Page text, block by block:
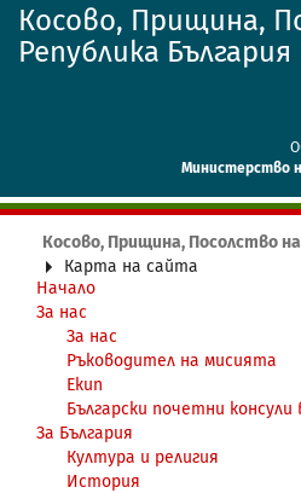
Косово, Прищина,
Република България
Mинистерство
Косово, Прищина, Посолство
Карта на сайта
Начало
За нас
За нас
Ръководител на мисията
Екип
Български почетни
За България
Култура и религия
История